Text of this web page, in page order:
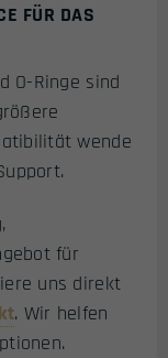
FÜR DAS
O-Ringe sind
wende
für
uns direkt
. Wir helfen